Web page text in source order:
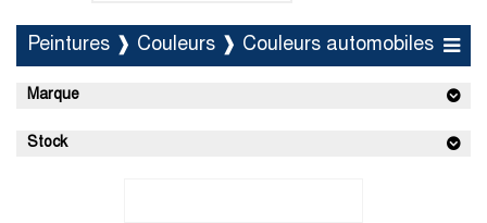
Peintures ❱ Couleurs ❱ Couleurs automobiles
Marque
Stock